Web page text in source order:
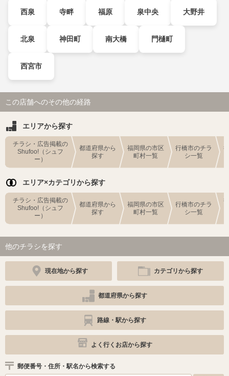
西泉 寺畔 福原 泉中央 大野井
北泉 神田町 南大橋 門樋町
西宮市
この店舗へのその他の経路
エリアから探す
チラシ・広告掲載の
Shufoo!（シュフ
ー）
都道府県から
探す
福岡県の市区
町村一覧
行橋市のチラ
シ一覧
エリア×カテゴリから探す
チラシ・広告掲載の
Shufoo!（シュフ
ー）
都道府県から
探す
福岡県の市区
町村一覧
行橋市のチラ
シ一覧
他のチラシを探す
現在地から探す カテゴリから探す
都道府県から探す
路線・駅から探す
よく行くお店から探す
郵便番号・住所・駅名から検索する